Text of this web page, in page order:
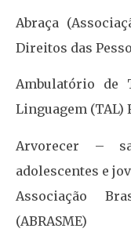
Abraça
Direitos das
Ambulatório de
Linguagem (TAL)
Arvorecer –
adolescentes e
Associação
(ABRASME)